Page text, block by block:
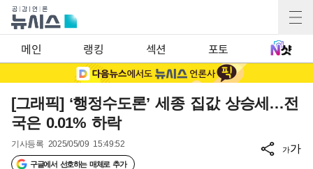
메인 랭킹 섹션 포토
[그래픽] ‘행정수도론’ 세종 집값 상승세…전
국은 0.01% 하락
기사등록 2025/05/09 15:49:52
구글에서 선호하는 매체로 추가
가가